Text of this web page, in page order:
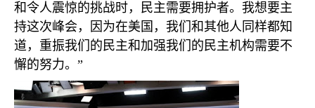
和令人震惊的挑战时，民主需要拥护者。我想要主
持这次峰会，因为在美国，我们和其他人同样都知
道，重振我们的民主和加强我们的民主机构需要不
懈的努力。”